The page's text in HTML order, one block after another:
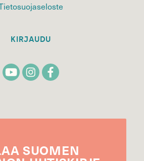
KIRJAUDU
SUOMEN